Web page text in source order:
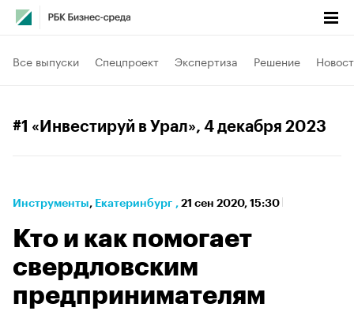
Все выпуски Спецпроект Экспертиза Решение
#1 «Инвестируй в Урал», 4 декабря 2023
Инструменты⁠, Екатеринбург , 21 сен 2020, 15:30
Кто и как помогает
свердловским
предпринимателям